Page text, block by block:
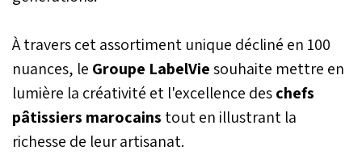
À travers cet assortiment unique décliné en 100
nuances, le Groupe LabelViesouhaite mettre en
lumière la créativité et l'excellence deschefs
pâtissiers marocains tout en illustrant la
richesse de leur artisanat.